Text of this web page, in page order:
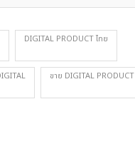
DIGITAL PRODUCT ไทย
ขาย DIGITAL PRODUCT